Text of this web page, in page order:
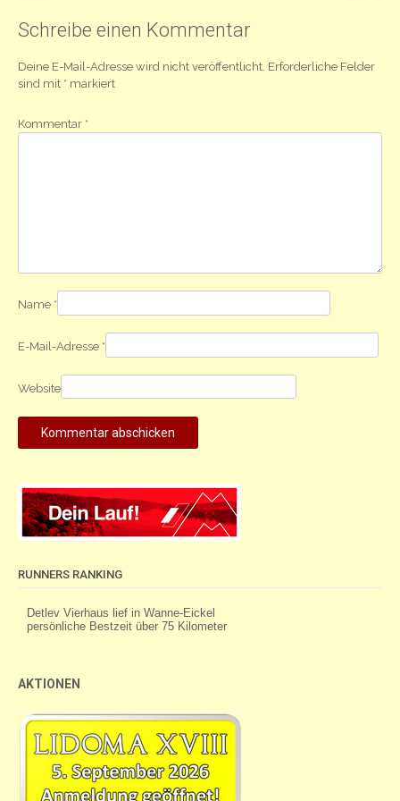
Schreibe einen Kommentar
Deine E-Mail-Adresse wird nicht veröffentlicht. Erforderliche Felder
sind mit * markiert
Kommentar *
Name *
E-Mail-Adresse *
Website
RUNNERS RANKING
AKTIONEN